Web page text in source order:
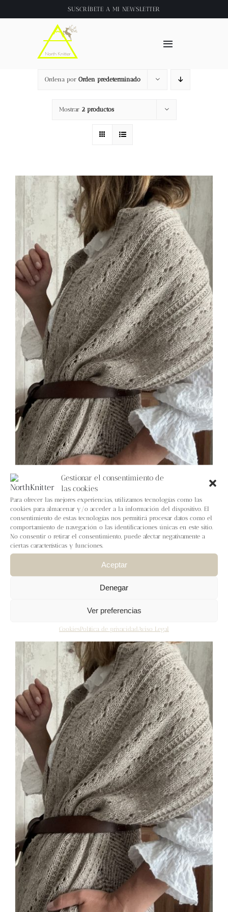
Gestionar el consentimiento de
las cookies
Para ofrecer las mejores experiencias, utilizamos tecnologías como las
cookies para almacenar y/o acceder a la información del dispositivo. El
consentimiento de estas tecnologías nos permitirá procesar datos como el
comportamiento de navegación o las identificaciones únicas en este sitio.
No consentir o retirar el consentimiento, puede afectar negativamente a
ciertas características y funciones.
Aceptar
Denegar
Ver preferencias
CookiesPolítica de privacidad Aviso Legal
al
SUSCRÍBETE A MI NEWSLETTER
Toggle
Inicio
About
Tienda
Videos
Blog
Contacto
Newsletter
Carrito
Mi cuenta
Ordena por Orden predeterminado
Mostrar 2 productos
Estola Poniente
Añadir al carrito Detalles